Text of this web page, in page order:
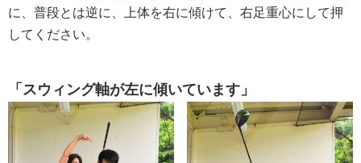
に、普段とは逆に、上体を右に傾けて、右足重心にして押
してください。
「スウィング軸が左に傾いています」